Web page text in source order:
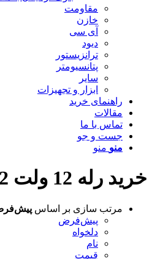
مقاومت
خازن
آی سی
دیود
ترانزیستور
پتانسیومتر
سایر
ابزار و تجهیزات
راهنمای خرید
مقالات
تماس با ما
جست و جو
منو منو
خرید رله 12 ولت 2 آمپر
مرتب سازی بر اساس
پیش‌فرض
دلخواه
نام
قیمت